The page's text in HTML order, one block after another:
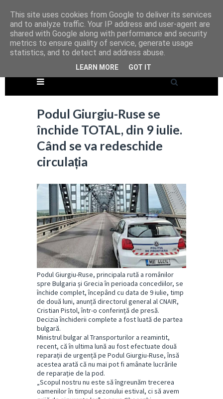
Podul Giurgiu-Ruse se
închide TOTAL, din 9 iulie.
Când se va redeschide
circulația
Podul Giurgiu-Ruse, principala rută a românilor
spre Bulgaria și Grecia în perioada concediilor, se
închide complet, începând cu data de 9 iulie, timp
de două luni, anunță directorul general al CNAIR,
Cristian Pistol, într-o conferință de presă.
Decizia închiderii complete a fost luată de partea
bulgară.
Ministrul bulgar al Transporturilor a reamintit,
recent, că în ultima lună au fost efectuate două
reparații de urgență pe Podul Giurgiu-Ruse, însă
acestea arată că nu mai pot fi amânate lucrările
de reparație de la pod.
„Scopul nostru nu este să îngreunăm trecerea
oamenilor în timpul sezonului estival, ci să avem
This site uses cookies from Google to deliver its services
and to analyze traffic. Your IP address and user-agent are
shared with Google along with performance and security
metrics to ensure quality of service, generate usage
statistics, and to detect and address abuse.
LEARN MORE GOT IT